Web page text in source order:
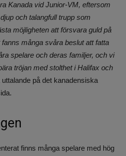
Kanada vid Junior-VM, eftersom
och talangfull trupp som
möjligheten att försvara guld på
många svåra beslut att fatta
spelare och deras familjer, och vi
tröjan med stolthet i Halifax och
på det kanadensiska
finns många spelare med hög